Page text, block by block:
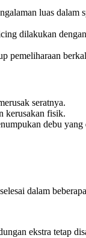
luas
dilakukan
pemeliharaan
seratnya.
kerusakan fisik.
debu
dalam
ekstra tetap